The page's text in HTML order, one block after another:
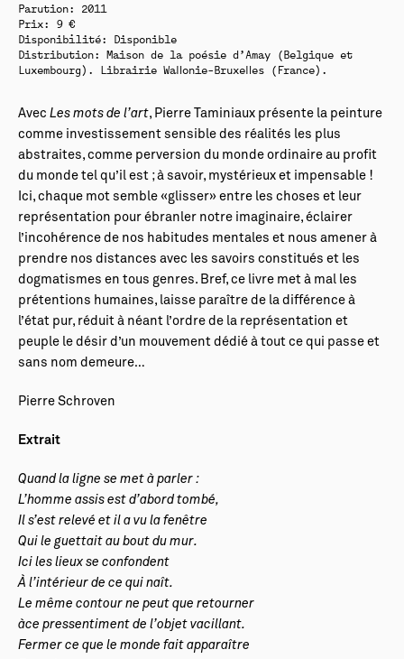
Parution: 2011
Prix: 9 €
Disponibilité:
Disponible
Distribution: Maison de la poésie d’Amay (Belgique et
Luxembourg). Librairie Wallonie-Bruxelles (France).
Avec Les mots de l’art, Pierre Taminiaux présente la peinture
comme investissement sensible des réalités les plus
abstraites, comme perversion du monde ordinaire au profit
du monde tel qu’il est ; à savoir, mystérieux et impensable !
Ici, chaque mot semble «glisser» entre les choses et leur
représentation pour ébranler notre imaginaire, éclairer
l’incohérence de nos habitudes mentales et nous amener à
prendre nos distances avec les savoirs constitués et les
dogmatismes en tous genres. Bref, ce livre met à mal les
prétentions humaines, laisse paraître de la différence à
l’état pur, réduit à néant l’ordre de la représentation et
peuple le désir d’un mouvement dédié à tout ce qui passe et
sans nom demeure…
Pierre Schroven
Extrait
Quand la ligne se met à parler :
L’homme assis est d’abord tombé,
Il s’est relevé et il a vu la fenêtre
Qui le guettait au bout du mur.
Ici les lieux se confondent
À l’intérieur de ce qui naît.
Le même contour ne peut que retourner
àce pressentiment de l’objet vacillant.
Fermer ce que le monde fait apparaître